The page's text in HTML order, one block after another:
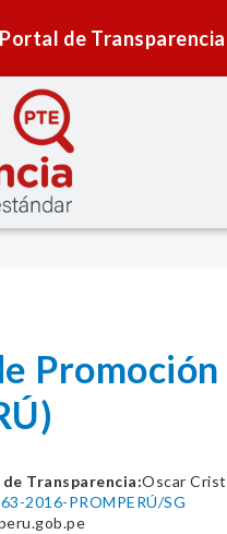
Portal de
Transparencia:Oscar
2016-PROMPERÚ/SG